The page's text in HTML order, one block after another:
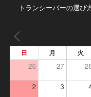
トランシーバーの選び
日 月 火
26 27
2 3